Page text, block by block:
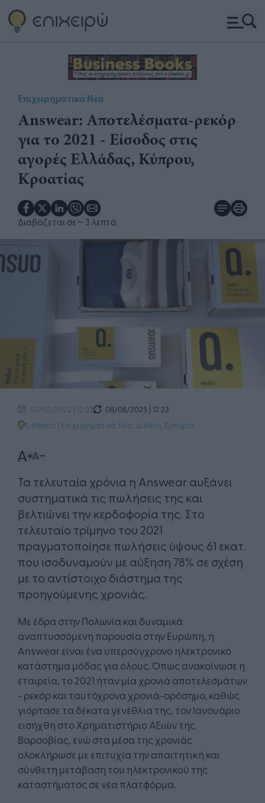
Επιχειρηματικά Νέα
Answear: Αποτελέσματα-ρεκόρ
για το 2021 - Είσοδος στις
αγορές Ελλάδας, Κύπρου,
Κροατίας
Διαβάζεται σε ~ 3 λεπτά
03/02/2022 | 12:33
08/08/2025 | 12:23
Ειδήσεις | Επιχειρηματικά Νέα Διεθνή Εμπόριο
Τα τελευταία χρόνια η Answear αυξάνει
συστηματικά τις πωλήσεις της και
βελτιώνει την κερδοφορία της. Στο
τελευταίο τρίμηνο του 2021
πραγματοποίησε πωλήσεις ύψους 61 εκατ.
που ισοδυναμούν με αύξηση 78% σε σχέση
με το αντίστοιχο διάστημα της
προηγούμενης χρονιάς.
Με έδρα στην Πολωνία και δυναμικά
αναπτυσσόμενη παρουσία στην Ευρώπη, η
Answear είναι ένα υπερσύγχρονο ηλεκτρονικό
κατάστημα μόδας για όλους. Όπως ανακοίνωσε η
εταιρεία, το 2021 ήταν μία χρονιά αποτελεσμάτων
- ρεκόρ και ταυτόχρονα χρονιά-ορόσημο, καθώς
γιόρτασε τα δέκατα γενέθλια της, τον Ιανουάριο
εισήχθη στο Χρηματιστήριο Αξιών της
Βαρσοβίας, ενώ στα μέσα της χρονιάς
ολοκλήρωσε με επιτυχία την απαιτητική και
σύνθετη μετάβαση του ηλεκτρονικού της
καταστήματος σε νέα πλατφόρμα.